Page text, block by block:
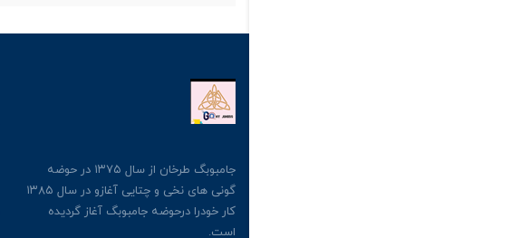
جامبوبگ طرخان از سال ۱۳۷۵ در حوضه
گونی های نخی و چتایی آغازو در سال ۱۳۸۵
کار خودرا درحوضه جامبوبگ آغاز گردیده
است.